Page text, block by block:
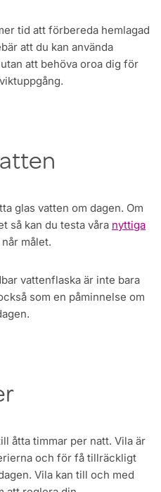
tid att förbereda hemlagad
att du kan använda
att behöva oroa dig för
glas vatten om dagen. Om
så kan du testa våra nyttiga
målet.
vattenflaska är inte bara
som en påminnelse om
åtta timmar per natt. Vila är
och för få tillräckligt
Vila kan till och med